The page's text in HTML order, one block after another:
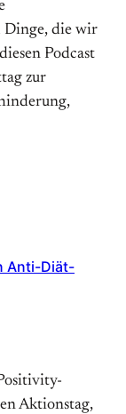
Dinge, die wir
Podcast
zur
Anti-Diät-
Aktions­tag,